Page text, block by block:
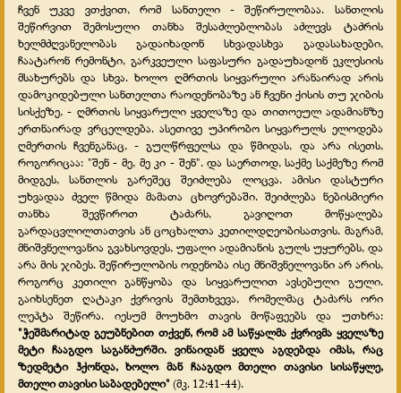
ჩვენ უკვე ვთქვით, რომ სანთელი - შეწირულობაა. სანთლის
შეწირვით შემოსული თანხა შესაძლებლობას აძლევს ტაძრის
ხელმძღვანელობას გადაიხადონ სხვადასხვა გადასახადები,
ჩაატარონ რემონტი, გარკვეული საფასური გადაუხადონ ეკლესიის
მსახურებს და სხვა. ხოლო ღმრთის სიყვარული არანაირად არის
დამოკიდებული სანთელთა რაოდენობაზე ან ჩვენი ქისის თუ ჯიბის
სისქეზე, - ღმრთის სიყვარული ყველაზე და თითოეულ ადამიანზე
ერთნაირად ვრცელდება. ასეთივე უპირობო სიყვარულს ელოდება
ღმერთის ჩვენგანაც, - გულწრფელსა და წმიდას, და არა ისეთს,
როგორიცაა: "შენ - მე, მე კი - შენ". და საერთოდ, საქმე საქმეზე რომ
მიდგეს, სანთლის გარეშეც შეიძლება ლოცვა. ამისი დასტური
უხვადაა ძველ წმიდა მამათა ცხოვრებაში. შეიძლება ნებისმიერი
თანხა შევწიროთ ტაძარს, გავიღოთ მოწყალება
გარდაცვლილთათვის ან ცოცხალთა კეთილდღეობისათვის. მაგრამ,
მნიშვნელოვანია გვახსოვდეს, უფალი ადამიანის გულს უყურებს, და
არა მის ჯიბეს. შეწირულობის ოდენობა ისე მნიშვნელოვანი არ არის,
როგორც კეთილი განწყობა და სიყვარულით ავსებული გული.
გაიხსენეთ ღატაკი ქვრივის შემთხვევა, რომელმაც ტაძარს ორი
ლეპტა შეწირა. იესუმ მოუხმო თავის მოწაფეებს და უთხრა:
"ჭეშმარიტად გეუბნებით თქვენ, რომ ამ საწყალმა ქვრივმა ყველაზე
მეტი ჩააგდო საგანძურში. ვინაიდან ყველა აგდებდა იმას, რაც
ზედმეტი ჰქონდა, ხოლო მან ჩააგდო მთელი თავისი სისაწყლე,
მთელი თავისი საბადებელი" (მკ. 12:41-44).